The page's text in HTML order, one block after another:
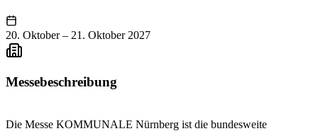
20. Oktober – 21. Oktober 2027
Messebeschreibung
Die Messe KOMMUNALE Nürnberg ist die bundesweite